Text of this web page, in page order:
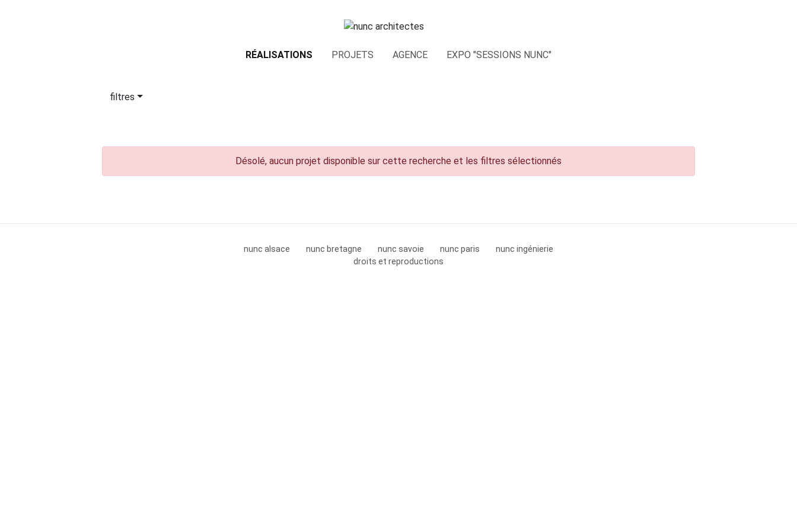
RÉALISATIONS PROJETS AGENCE EXPO "SESSIONS NUNC"
filtres
Désolé, aucun projet disponible sur cette recherche et les filtres sélectionnés
nunc alsace nunc bretagne nunc savoie nunc paris
nunc ingénierie
droits et reproductions